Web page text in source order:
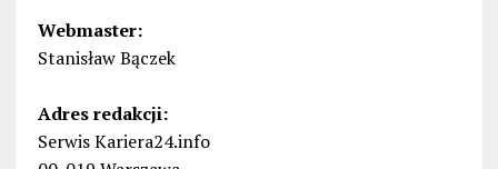
Webmaster:
Stanisław Bączek
Adres redakcji:
Serwis Kariera24.info